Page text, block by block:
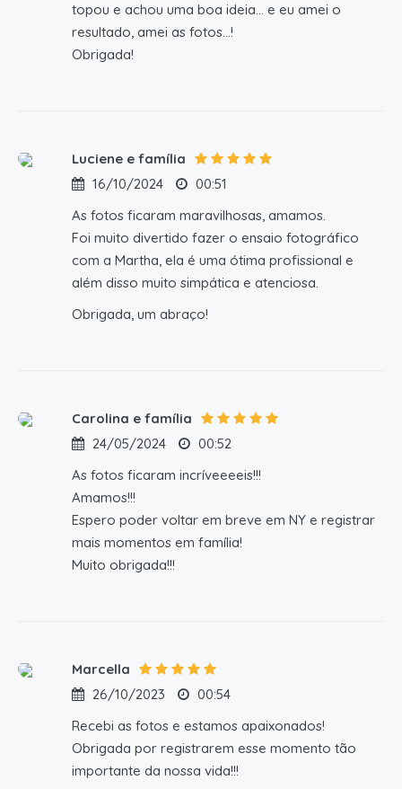
topou e achou uma boa ideia… e eu amei o
resultado, amei as fotos…!
Obrigada!
Luciene e família
16/10/2024
00:51
As fotos ficaram maravilhosas, amamos.
Foi muito divertido fazer o ensaio fotográfico
com a Martha, ela é uma ótima profissional e
além disso muito simpática e atenciosa.
Obrigada, um abraço!
Carolina e família
24/05/2024
00:52
As fotos ficaram incríveeeeis!!!
Amamos!!!
Espero poder voltar em breve em NY e registrar
mais momentos em família!
Muito obrigada!!!
Marcella
26/10/2023
00:54
Recebi as fotos e estamos apaixonados!
Obrigada por registrarem esse momento tão
importante da nossa vida!!!